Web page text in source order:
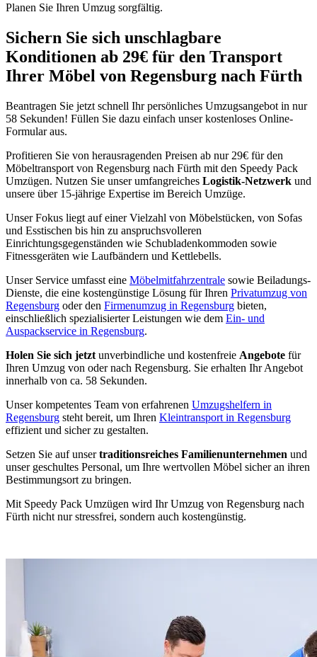
Planen Sie Ihren Umzug sorgfältig.
Sichern Sie sich unschlagbare
Konditionen ab 29€ für den Transport
Ihrer Möbel von Regensburg nach Fürth
Beantragen Sie jetzt schnell Ihr persönliches Umzugsangebot in nur
58 Sekunden! Füllen Sie dazu einfach unser kostenloses Online-
Formular aus.
Profitieren Sie von herausragenden Preisen ab nur 29€ für den
Möbeltransport von Regensburg nach Fürth mit den Speedy Pack
Umzügen. Nutzen Sie unser umfangreiches Logistik-Netzwerk und
unsere über 15-jährige Expertise im Bereich Umzüge.
Unser Fokus liegt auf einer Vielzahl von Möbelstücken, von Sofas
und Esstischen bis hin zu anspruchsvolleren
Einrichtungsgegenständen wie Schubladenkommoden sowie
Fitnessgeräten wie Laufbändern und Kettlebells.
Unser Service umfasst eine Möbelmitfahrzentrale sowie Beiladungs-
Dienste, die eine kostengünstige Lösung für Ihren Privatumzug von
Regensburg oder den Firmenumzug in Regensburg bieten,
einschließlich spezialisierter Leistungen wie dem Ein- und
Auspackservice in Regensburg.
Holen Sie sich jetzt unverbindliche und kostenfreie Angebote für
Ihren Umzug von oder nach Regensburg. Sie erhalten Ihr Angebot
innerhalb von ca. 58 Sekunden.
Unser kompetentes Team von erfahrenen Umzugshelfern in
Regensburg steht bereit, um Ihren Kleintransport in Regensburg
effizient und sicher zu gestalten.
Setzen Sie auf unsertraditionsreiches Familienunternehmen und
unser geschultes Personal, um Ihre wertvollen Möbel sicher an ihren
Bestimmungsort zu bringen.
Mit Speedy Pack Umzügen wird Ihr Umzug von Regensburg nach
Fürth nicht nur stressfrei, sondern auch kostengünstig.